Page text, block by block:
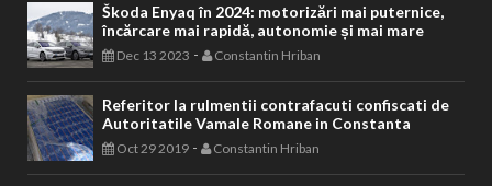
Škoda Enyaq în 2024: motorizări mai puternice,
încărcare mai rapidă, autonomie și mai mare
Dec 13 2023 - Constantin Hriban
Referitor la rulmentii contrafacuti confiscati de
Autoritatile Vamale Romane in Constanta
Oct 29 2019 - Constantin Hriban